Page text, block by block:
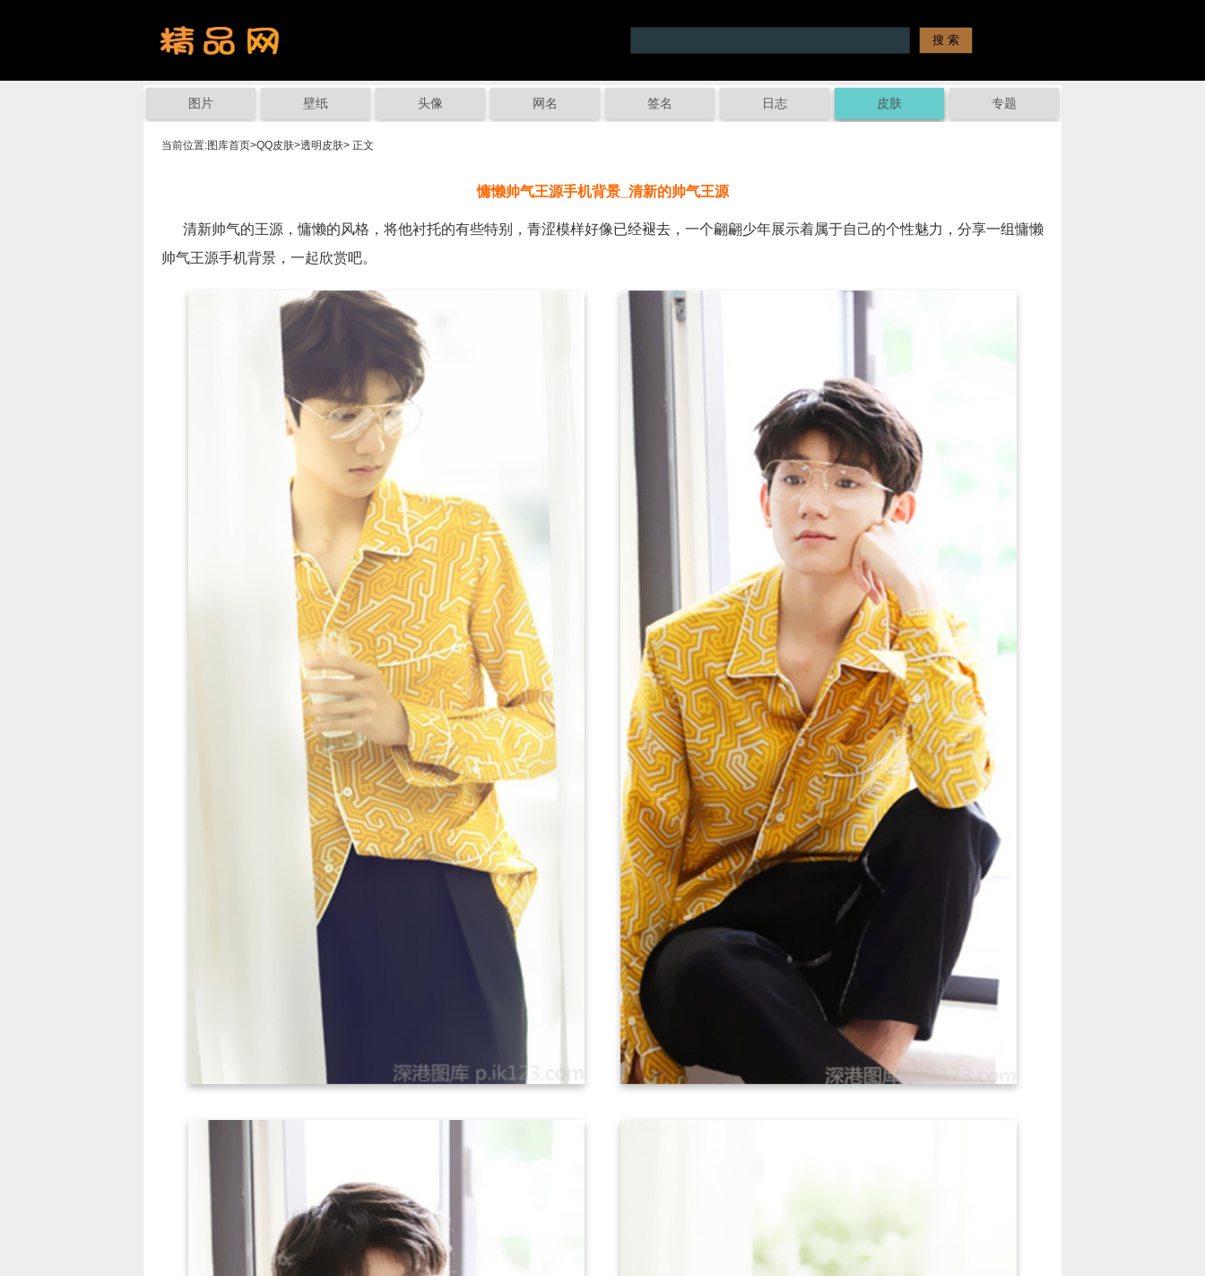
图片 壁纸 头像 网名 签名 日志 皮肤 专题
当前位置:图库首页>QQ皮肤>透明皮肤> 正文
慵懒帅气王源手机背景_清新的帅气王源
清新帅气的王源，慵懒的风格，将他衬托的有些特别，青涩模样好像已经褪去，一个翩翩少年展示着属于自己的个性魅力，分享一组慵懒
帅气王源手机背景，一起欣赏吧。